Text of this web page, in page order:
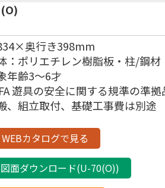
奥行き398mm
ポリエチレン樹脂板・柱/鋼材
年齢3～6才
遊具の安全に関する規準の準拠
、組立取付、基礎工事費は別途
WEBカタログで見る
図面ダウンロード(U-70(O))